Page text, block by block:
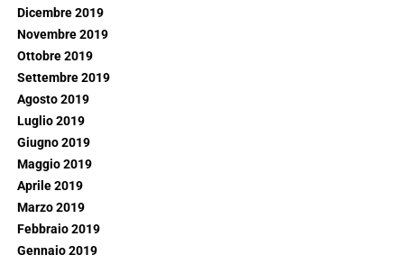
Dicembre 2019
Novembre 2019
Ottobre 2019
Settembre 2019
Agosto 2019
Luglio 2019
Giugno 2019
Maggio 2019
Aprile 2019
Marzo 2019
Febbraio 2019
Gennaio 2019